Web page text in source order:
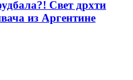
Свет дрхти
из Аргентине